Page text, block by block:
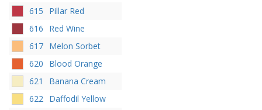
615
Pillar Red
616
Red Wine
617 Melon Sorbet
620
Blood Orange
621
Banana Cream
622 Daffodil Yellow